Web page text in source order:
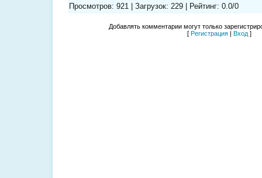
Просмотров: 921 Загрузок: 229 Рейтинг: 0.0/0
Добавлять комментарии могут только
[ Регистрация | Вход ]